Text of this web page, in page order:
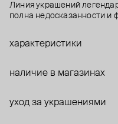
Линия украшений
полна недосказанности и
характеристики
наличие в магазинах
уход за украшениями